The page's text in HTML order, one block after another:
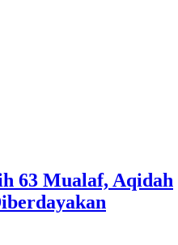
63 Mualaf, Aqidah